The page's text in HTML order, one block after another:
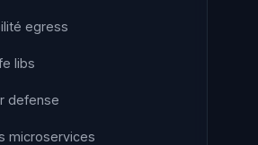
egress
libs
defense
microservices